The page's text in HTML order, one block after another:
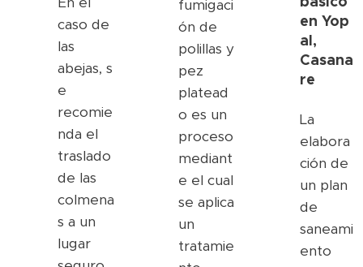
caso de
las
abejas, s
e
recomie
nda el
traslado
de las
colmena
s a un
lugar
fumigaci
ón de
polillas y
pez
platead
o es un
proceso
mediant
e el cual
se aplica
un
tratamie
en Yop
al,
Casana
re
La
elabora
ción de
un plan
de
saneami
ento